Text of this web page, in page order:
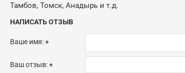
Тамбов, Томск, Анадырь и т.д.
НАПИСАТЬ ОТЗЫВ
Ваше имя:
Ваш отзыв: